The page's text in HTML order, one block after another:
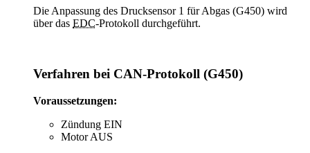
Die Anpassung des Drucksensor 1 für Abgas (G450) wird
über das EDC-Protokoll durchgeführt.
Verfahren bei CAN-Protokoll (G450)
Voraussetzungen:
Zündung EIN
Motor AUS